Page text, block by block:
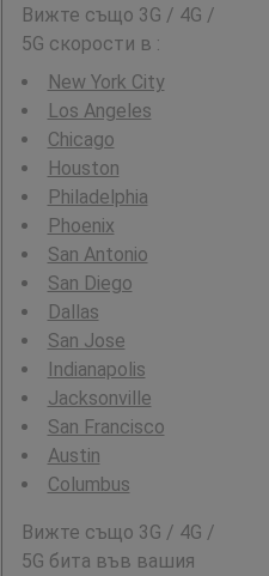
Вижте също 3G / 4G /
5G скорости в :
New York City
Los Angeles
Chicago
Houston
Philadelphia
Phoenix
San Antonio
San Diego
Dallas
San Jose
Indianapolis
Jacksonville
San Francisco
Austin
Columbus
Вижте също 3G / 4G /
5G бита във вашия